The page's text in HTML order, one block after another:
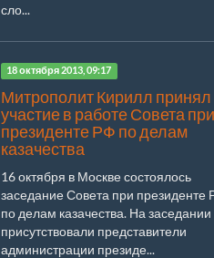
сло...
18 октября 2013, 09:17
Митрополит Кирилл принял
участие в работе Совета при
президенте РФ по делам
казачества
16 октября в Москве состоялось
заседание Совета при президенте
по делам казачества. На заседании
присутствовали представители
администрации президе...